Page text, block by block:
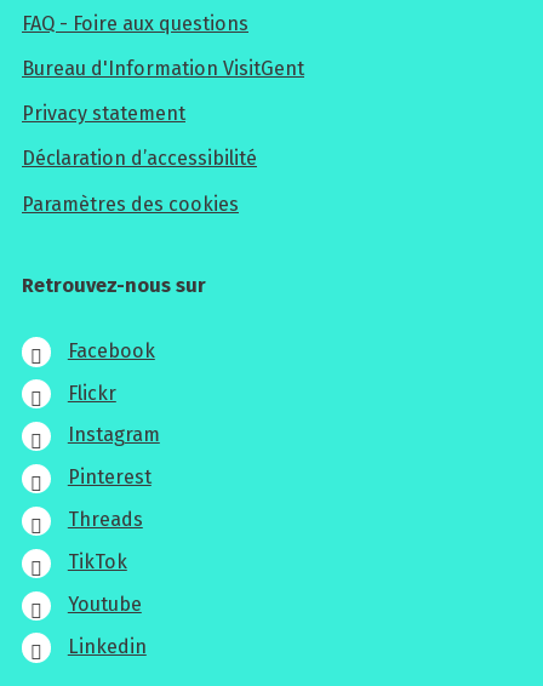
FAQ - Foire aux questions
Bureau d'Information VisitGent
Privacy statement
Déclaration d’accessibilité
Paramètres des cookies
Retrouvez-nous sur
Facebook
Flickr
Instagram
Pinterest
Threads
TikTok
Youtube
Linkedin